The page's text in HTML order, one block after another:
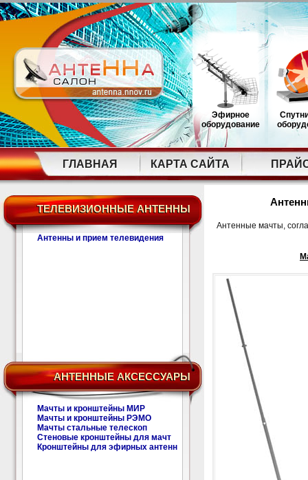
Эфирное
оборудование
ГЛАВНАЯ КАРТА САЙТА
ТЕЛЕВИЗИОННЫЕ АНТЕННЫ
Антенны и прием телевидения
АНТЕННЫЕ АКСЕССУАРЫ
Мачты и кронштейны МИР
Мачты и кронштейны РЭМО
Мачты стальные телескоп
Стеновые кронштейны для мачт
Кронштейны для эфирных антенн
Антенные мачты,